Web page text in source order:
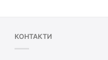
КОНТАКТИ